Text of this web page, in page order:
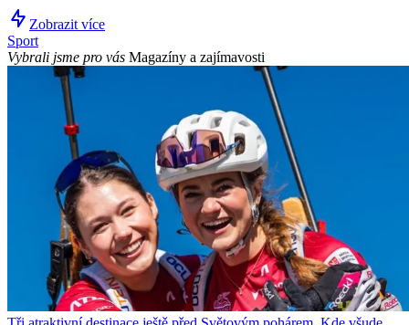
Zobrazit více
Sport
Vybrali jsme pro vás Magazíny a zajímavosti